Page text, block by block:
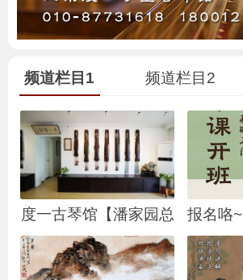
频道栏目1 频道栏目2
度一古琴馆【潘家园总